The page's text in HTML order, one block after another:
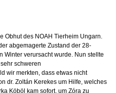
Obhut des NOAH Tierheim Ungarn.
abgemagerte Zustand der 28-
Winter verursacht wurde. Nun stellte
schweren
wir merkten, dass etwas nicht
dr. Zoltán Kerekes um Hilfe, welches
Köböl kam sofort, um Zóra zu